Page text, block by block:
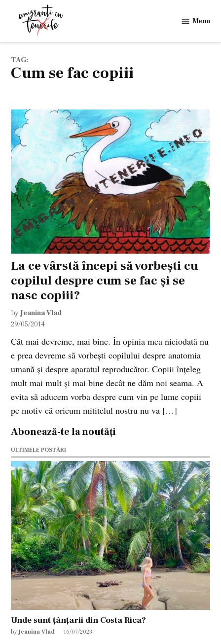
in
Menu
TAG:
cum se fac copiii
La ce vârstă începi să vorbești cu
copilul despre cum se fac și se
nasc copiii?
by Jeanina Vlad
29/05/2014
Cât mai devreme, mai bine. În opinia mea niciodată nu
e prea devreme să vorbești copilului despre anatomia
umană și despre aparatul reproducător. Copiii înțeleg
mult mai mult și mai bine decât ne dăm noi seama. A
evita să aducem vorba despre cum vin pe lume copiii
pe motiv că oricum mititelul nostru nu va […]
Abonează-te la noutăți
ULTIMELE POSTĂRI
Unde sunt țânțarii din Costa Rica?
by Jeanina Vlad 16/07/2023